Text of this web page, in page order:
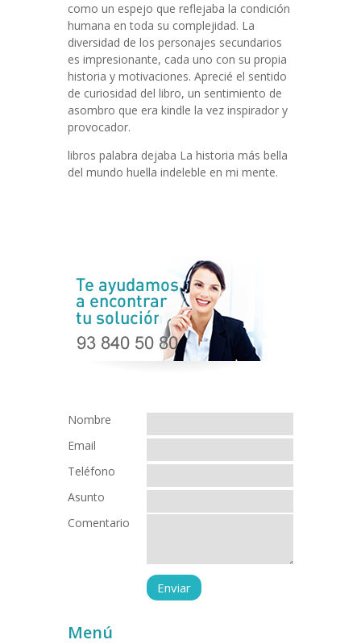
como un espejo que reflejaba la condición
humana en toda su complejidad. La
diversidad de los personajes secundarios
es impresionante, cada uno con su propia
historia y motivaciones. Aprecié el sentido
de curiosidad del libro, un sentimiento de
asombro que era kindle la vez inspirador y
provocador.
libros palabra dejaba La historia más bella
del mundo huella indeleble en mi mente.
Nombre
Email
Teléfono
Asunto
Comentario
Menú